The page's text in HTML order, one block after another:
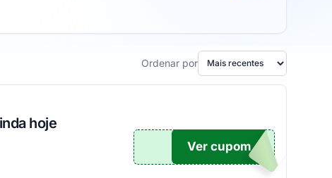
Ordenar por
hoje
18%
Ver cupom